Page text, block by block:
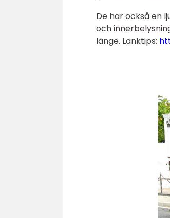
De har också en
och
länge. Länktips: